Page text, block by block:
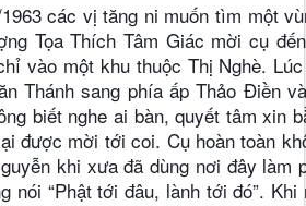
các vị tăng ni muốn tìm một
Tọa Thích Tâm Giác mời cụ
vào một khu thuộc Thị Nghè.
Thánh sang phía ấp Thảo Điền
biết nghe ai bàn, quyết tâm xin
được mời tới coi. Cụ hoàn toàn
khi xưa đã dùng nơi đây làm
nói “Phật tới đâu, lành tới đó”.